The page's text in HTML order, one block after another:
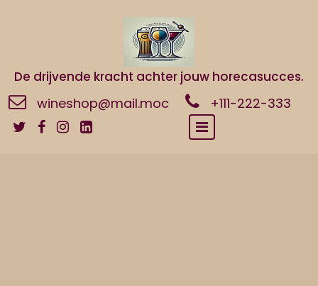
De drijvende kracht achter jouw horecasucces.
wineshop@mail.moc +111-222-333